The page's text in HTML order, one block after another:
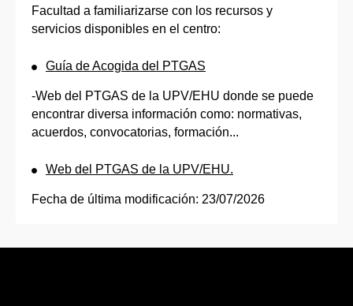
Facultad a familiarizarse con los recursos y
servicios disponibles en el centro:
Guía de Acogida del PTGAS
-Web del PTGAS de la UPV/EHU donde se puede
encontrar diversa información como: normativas,
acuerdos, convocatorias, formación...
Web del PTGAS de la UPV/EHU.
Fecha de última modificación: 23/07/2026